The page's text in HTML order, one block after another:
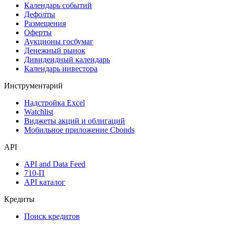
Календарь событий
Дефолты
Размещения
Оферты
Аукционы госбумаг
Денежный рынок
Дивидендный календарь
Календарь инвестора
Инструментарий
Надстройка Excel
Watchlist
Виджеты акций и облигаций
Мобильное приложение Cbonds
API
API and Data Feed
710-П
API каталог
Кредиты
Поиск кредитов